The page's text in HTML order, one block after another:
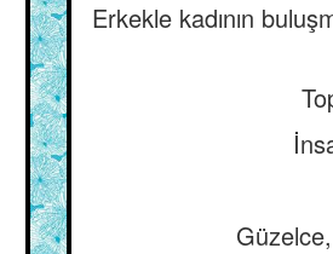
Erkekle kadının